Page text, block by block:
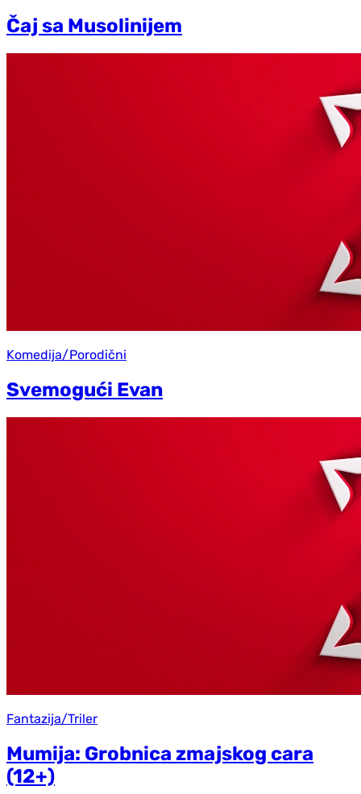
Čaj sa Musolinijem
Komedija/Porodični
Svemogući Evan
Fantazija/Triler
Mumija: Grobnica zmajskog cara
(12+)